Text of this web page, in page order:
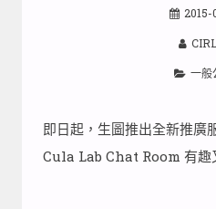
2015-
一般
即日起，生圖推出全新推廣
Cula Lab Chat Room 有趣